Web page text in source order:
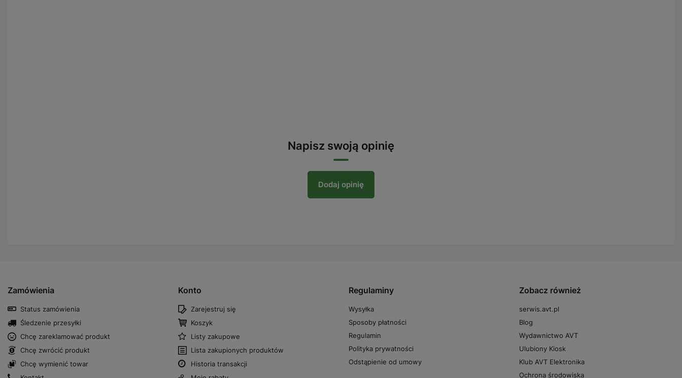
Napisz swoją opinię
Dodaj opinię
Zamówienia
Status zamówienia
Śledzenie przesyłki
Chcę zareklamować produkt
Chcę zwrócić produkt
Chcę wymienić towar
Konto
Zarejestruj się
Koszyk
Listy zakupowe
Lista zakupionych produktów
Historia transakcji
Regulaminy
Wysyłka
Sposoby płatności
Regulamin
Polityka prywatności
Odstąpienie od umowy
Zobacz również
serwis.avt.pl
Blog
Wydawnictwo AVT
Ulubiony Kiosk
Klub AVT Elektronika
Ochrona środowiska